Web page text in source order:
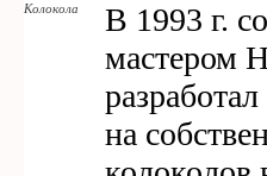
Колокола
В 1993 г.
мастером
на